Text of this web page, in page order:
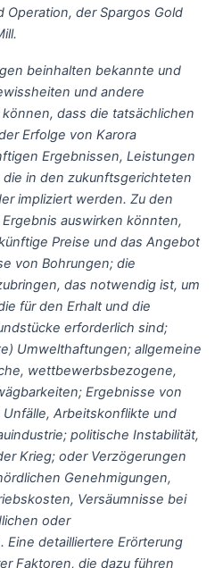
Operation, der Spargos Gold
beinhalten bekannte und
und andere
dass die tatsächlichen
Erfolge von Karora
Ergebnissen, Leistungen
in den zukunftsgerichteten
impliziert werden. Zu den
auswirken könnten,
Preise und das Angebot
von Bohrungen; die
das notwendig ist, um
für den Erhalt und die
erforderlich sind;
Umwelthaftungen; allgemeine
wettbewerbsbezogene,
Ergebnisse von
Arbeitskonflikte und
politische Instabilität,
Krieg; oder Verzögerungen
Genehmigungen,
Versäumnisse bei
oder
detailliertere Erörterung
Faktoren, die dazu führen